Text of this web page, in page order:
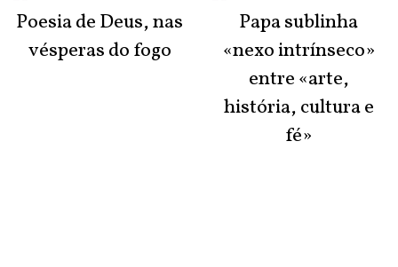
Poesia de Deus, nas
vésperas do fogo
Papa sublinha
«nexo intrínseco»
entre «arte,
história, cultura e
fé»